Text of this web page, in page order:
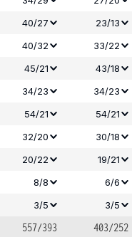
40/27 23/13
40/32 33/22
45/21 43/18
34/23 34/23
54/21 54/21
32/20 30/18
20/22 19/21
8/8 6/6
3/5 3/5
557/393 403/252